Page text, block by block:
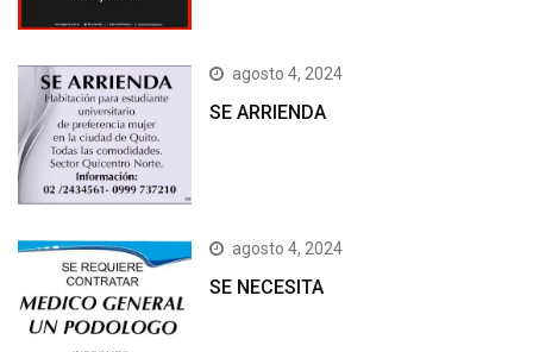
agosto 4, 2024
SE ARRIENDA
agosto 4, 2024
SE NECESITA